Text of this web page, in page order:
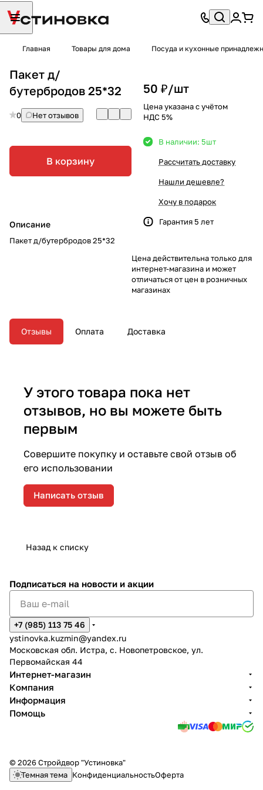
Главная Товары для дома Посуда и кухонные
Пакет д/
бутербродов 25*32
0 Нет отзывов
В корзину
Описание
Пакет д/бутербродов 25*32
50 ₽/шт
Цена указана с учётом
НДС 5%
В наличии: 5шт
Рассчитать доставку
Нашли дешевле?
Хочу в подарок
Гарантия 5 лет
Цена действительна только для
интернет-магазина и может
отличаться от цен в розничных
магазинах
Отзывы Оплата Доставка
У этого товара пока нет
отзывов, но вы можете быть
первым
Совершите покупку и оставьте свой отзыв об
его использовании
Написать отзыв
Назад к списку
Подписаться на новости и акции
+7 (985) 113 75 46
ystinovka.kuzmin@yandex.ru
Московская обл. Истра, с. Новопетровское, ул.
Первомайская 44
Интернет-магазин
Компания
Информация
Помощь
© 2026 Стройдвор "Устиновка"
Темная тема КонфиденциальностьОферта